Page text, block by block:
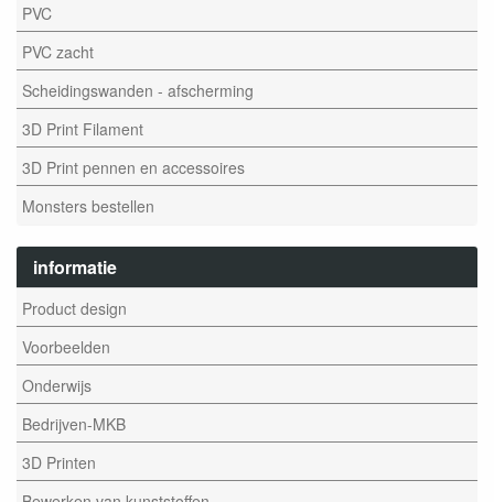
PVC
PVC zacht
Scheidingswanden - afscherming
3D Print Filament
3D Print pennen en accessoires
Monsters bestellen
informatie
Product design
Voorbeelden
Onderwijs
Bedrijven-MKB
3D Printen